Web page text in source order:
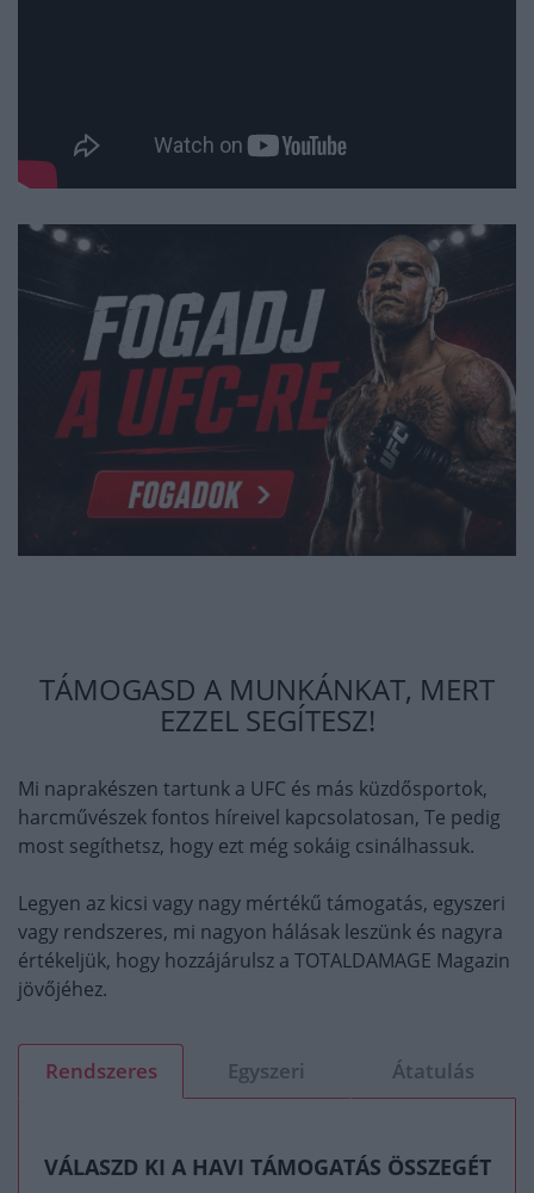
TÁMOGASD A MUNKÁNKAT, MERT
EZZEL SEGÍTESZ!
Mi naprakészen tartunk a UFC és más küzdősportok,
harcművészek fontos híreivel kapcsolatosan, Te pedig
most segíthetsz, hogy ezt még sokáig csinálhassuk.
Legyen az kicsi vagy nagy mértékű támogatás, egyszeri
vagy rendszeres, mi nagyon hálásak leszünk és nagyra
értékeljük, hogy hozzájárulsz a TOTALDAMAGE Magazin
jövőjéhez.
Rendszeres Egyszeri Átatulás
VÁLASZD KI A HAVI TÁMOGATÁS ÖSSZEGÉT